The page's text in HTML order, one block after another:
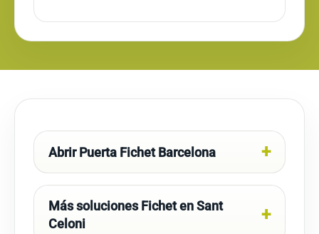
Abrir Puerta Fichet Barcelona
Más soluciones Fichet en Sant
Celoni